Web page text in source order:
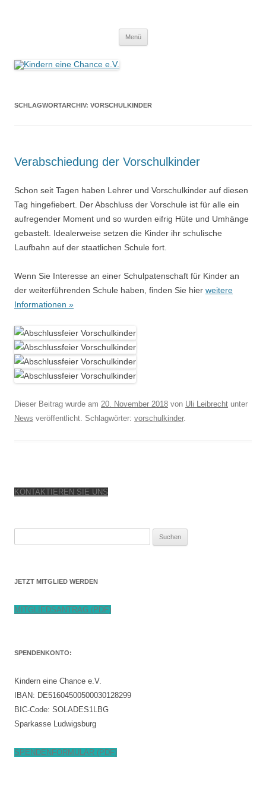
Menü
SCHLAGWORTARCHIV: VORSCHULKINDER
Verabschiedung der Vorschulkinder
Schon seit Tagen haben Lehrer und Vorschulkinder auf diesen
Tag hingefiebert. Der Abschluss der Vorschule ist für alle ein
aufregender Moment und so wurden eifrig Hüte und Umhänge
gebastelt. Idealerweise setzen die Kinder ihr schulische
Laufbahn auf der staatlichen Schule fort.
Wenn Sie Interesse an einer Schulpatenschaft für Kinder an
der weiterführenden Schule haben, finden Sie hier weitere
Informationen »
Dieser Beitrag wurde am 20. November 2018 von Uli Leibrecht unter
News veröffentlicht. Schlagwörter: vorschulkinder.
KONTAKTIEREN SIE UNS
JETZT MITGLIED WERDEN
MITGLIEDSANTRAG (PDF)
SPENDENKONTO:
Kindern eine Chance e.V.
IBAN: DE51604500500030128299
BIC-Code: SOLADES1LBG
Sparkasse Ludwigsburg
SPENDENFORMULAR (PDF)